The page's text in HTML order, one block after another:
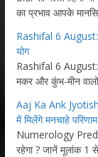
का प्रभाव आपके
Rashifal 6 August:
योग
Rashifal 6 August:
मकर और कुंभ-मीन
Aaj Ka Ank
में मिलेंगे मनचाहे परिणाम
Numerology
रहेगा ? जानें मूलांक 1